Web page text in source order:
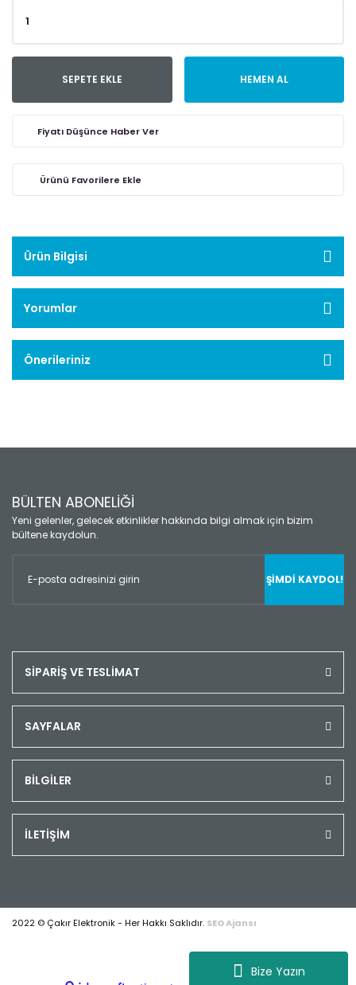
Bize Yazın
SEPETE EKLE HEMEN AL
Fiyatı Düşünce Haber Ver
Ürün Bilgisi
Yorumlar
Önerileriniz
BÜLTEN ABONELİĞİ
Yeni gelenler, gelecek etkinlikler hakkında bilgi almak için bizim
bültene kaydolun.
ŞİMDİ KAYDOL!
SİPARİŞ VE TESLİMAT
SAYFALAR
BİLGİLER
İLETİŞİM
2022 © Çakır Elektronik - Her Hakkı Saklıdır. SEO Ajansı